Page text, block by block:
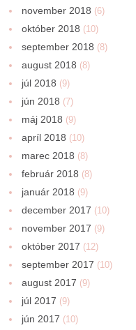
november 2018 (6)
október 2018 (10)
september 2018 (8)
august 2018 (8)
júl 2018 (9)
jún 2018 (7)
máj 2018 (9)
apríl 2018 (10)
marec 2018 (8)
február 2018 (8)
január 2018 (9)
december 2017 (10)
november 2017 (9)
október 2017 (12)
september 2017 (10)
august 2017 (9)
júl 2017 (9)
jún 2017 (10)